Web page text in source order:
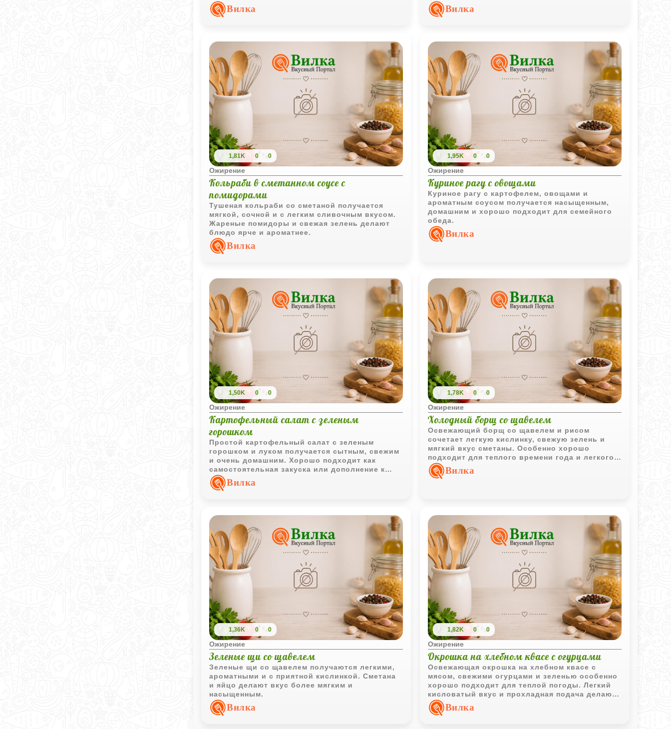
подачи на праздничный стол.
Вилка Вилка
1,81K 0 0
Ожирение
Кольраби в сметанном соусе с
помидорами
Тушеная кольраби со сметаной получается
мягкой, сочной и с легким сливочным вкусом.
Жареные помидоры и свежая зелень делают
блюдо ярче и ароматнее.
Вилка
1,95K 0 0
Ожирение
Куриное рагу с овощами
Куриное рагу с картофелем, овощами и
ароматным соусом получается насыщенным,
домашним и хорошо подходит для семейного
обеда.
Вилка
1,50K 0 0
Ожирение
Картофельный салат с зеленым
горошком
Простой картофельный салат с зеленым
горошком и луком получается сытным, свежим
и очень домашним. Хорошо подходит как
самостоятельная закуска или дополнение к
горячим блюдам.
Вилка
1,78K 0 0
Ожирение
Холодный борщ со щавелем
Освежающий борщ со щавелем и рисом
сочетает легкую кислинку, свежую зелень и
мягкий вкус сметаны. Особенно хорошо
подходит для теплого времени года и легкого
домашнего обеда.
Вилка
1,36K 0 0
Ожирение
Зеленые щи со щавелем
Зеленые щи со щавелем получаются легкими,
ароматными и с приятной кислинкой. Сметана
и яйцо делают вкус более мягким и
насыщенным.
Вилка
1,82K 0 0
Ожирение
Окрошка на хлебном квасе с огурцами
Освежающая окрошка на хлебном квасе с
мясом, свежими огурцами и зеленью особенно
хорошо подходит для теплой погоды. Легкий
кисловатый вкус и прохладная подача делают
блюдо очень домашним и сытным
одновременно.
Вилка